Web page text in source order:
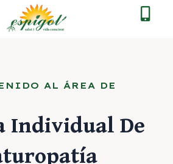
AL ÁREA DE
Individual De